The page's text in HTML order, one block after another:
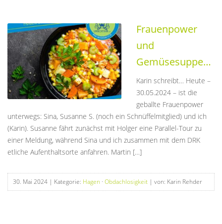
Frauenpower
und
Gemüsesuppe…
Karin schreibt… Heute –
30.05.2024 – ist die
geballte Frauenpower
unterwegs: Sina, Susanne S. (noch ein Schnüffelmitglied) und ich
(Karin). Susanne fährt zunächst mit Holger eine Parallel-Tour zu
einer Meldung, während Sina und ich zusammen mit dem DRK
etliche Aufenthaltsorte anfahren. Martin […]
30. Mai 2024 | Kategorie: Hagen · Obdachlosigkeit | von: Karin Rehder